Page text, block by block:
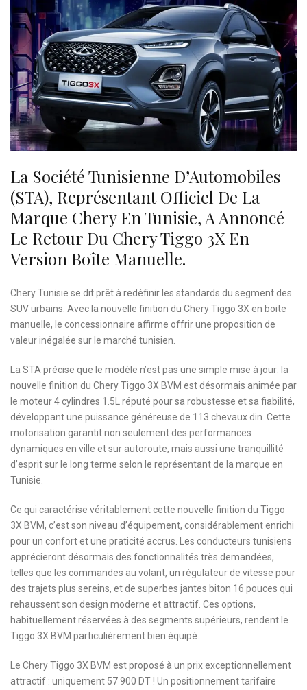
La Société Tunisienne D’Automobiles
(STA), Représentant Officiel De La
Marque Chery En Tunisie, A Annoncé
Le Retour Du Chery Tiggo 3X En
Version Boîte Manuelle.
Chery Tunisie se dit prêt à redéfinir les standards du segment des
SUV urbains. Avec la nouvelle finition du Chery Tiggo 3X en boite
manuelle, le concessionnaire affirme offrir une proposition de
valeur inégalée sur le marché tunisien.
La STA précise que le modèle n’est pas une simple mise à jour: la
nouvelle finition du Chery Tiggo 3X BVM est désormais animée par
le moteur 4 cylindres 1.5L réputé pour sa robustesse et sa fiabilité,
développant une puissance généreuse de 113 chevaux din. Cette
motorisation garantit non seulement des performances
dynamiques en ville et sur autoroute, mais aussi une tranquillité
d’esprit sur le long terme selon le représentant de la marque en
Tunisie.
Ce qui caractérise véritablement cette nouvelle finition du Tiggo
3X BVM, c’est son niveau d’équipement, considérablement enrichi
pour un confort et une praticité accrus. Les conducteurs tunisiens
apprécieront désormais des fonctionnalités très demandées,
telles que les commandes au volant, un régulateur de vitesse pour
des trajets plus sereins, et de superbes jantes biton 16 pouces qui
rehaussent son design moderne et attractif. Ces options,
habituellement réservées à des segments supérieurs, rendent le
Tiggo 3X BVM particulièrement bien équipé.
Le Chery Tiggo 3X BVM est proposé à un prix exceptionnellement
attractif : uniquement 57 900 DT ! Un positionnement tarifaire